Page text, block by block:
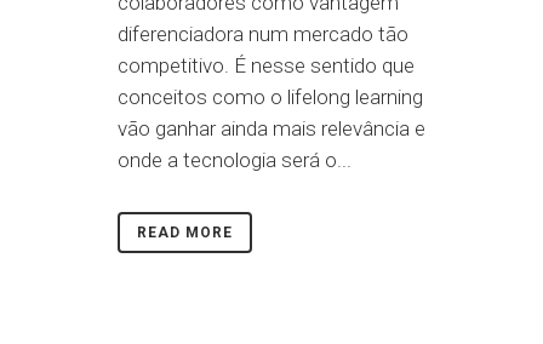
diferenciadora num mercado tão
competitivo. É nesse sentido que
conceitos como o lifelong learning
vão ganhar ainda mais relevância e
onde a tecnologia será o...
READ MORE